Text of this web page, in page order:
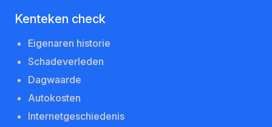
Kenteken check
Eigenaren historie
Schadeverleden
Dagwaarde
Autokosten
Internetgeschiedenis